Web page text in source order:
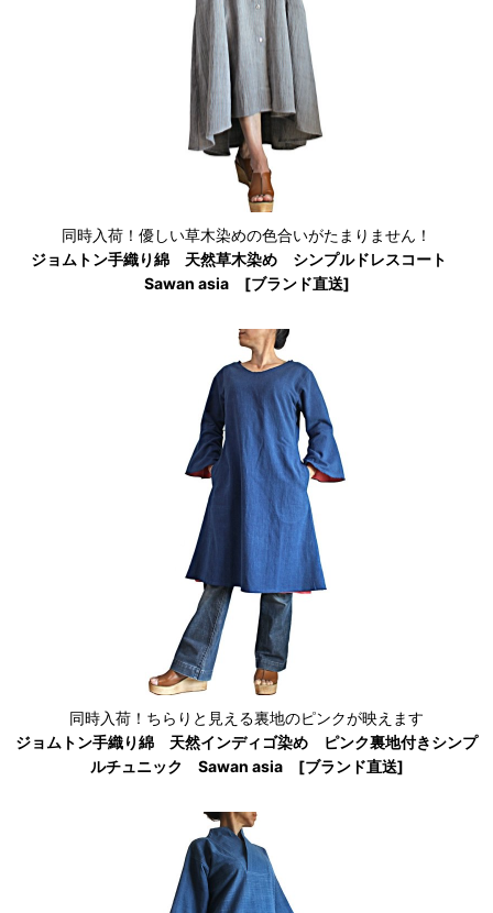
同時入荷！優しい草木染めの色合いがたまりません！
ジョムトン手織り綿 天然草木染め シンプルドレスコート
Sawan asia [ブランド直送]
同時入荷！ちらりと見える裏地のピンクが映えます
ジョムトン手織り綿 天然インディゴ染め ピンク裏地付きシンプ
ルチュニック Sawan asia [ブランド直送]